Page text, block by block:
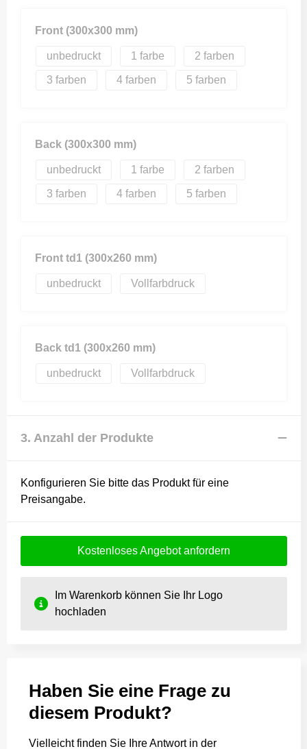
Front (300x300 mm)
unbedruckt 1 2
3 4 5
Back (300x300 mm)
unbedruckt 1 2
3 4 5
Front td1 (300x260 mm)
unbedruckt Vollfarbdruck
Back td1 (300x260 mm)
unbedruckt Vollfarbdruck
3. Anzahl der Produkte
Konfigurieren Sie bitte das Produkt für eine
Preisangabe.
Kostenloses Angebot anfordern
Im Warenkorb können Sie Ihr Logo
hochladen
Haben Sie eine Frage zu
diesem Produkt?
Vielleicht finden Sie Ihre Antwort in der